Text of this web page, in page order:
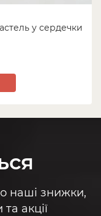
у сердечки
наші знижки,
акції